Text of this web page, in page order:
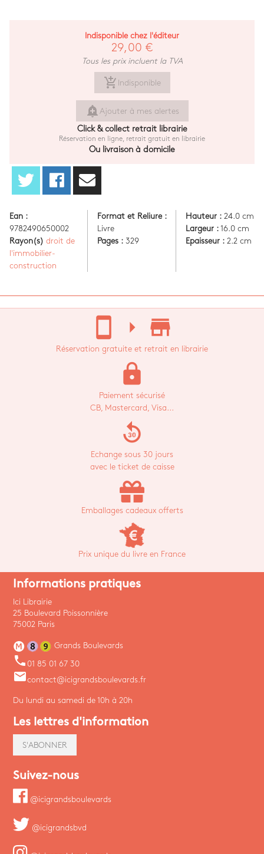
Indisponible chez l'éditeur
29,00 €
Tous les prix incluent la TVA
add_shopping_cart Indisponible
add_alert Ajouter à mes alertes
Click & collect retrait librairie
Réservation en ligne, retrait gratuit en librairie
Ou livraison à domicile
Ean :
9782490650002
Rayon(s) droit de
l'immobilier-
construction
Format et Reliure :
Livre
Pages : 329
Hauteur :24.0 cm
Largeur :16.0 cm
Epaisseur :2.2 cm
stay_current_portrait arrow_right store_mall_directory
Réservation gratuite et retrait en librairie
lock
Paiement sécurisé
CB, Mastercard, Visa...
replay_30
Echange sous 30 jours
avec le ticket de caisse
Emballages cadeaux offerts
Prix unique du livre en France
Informations pratiques
Ici Librairie
25 Boulevard Poissonnière
75002 Paris
Grands Boulevards
phone 01 85 01 67 30
emailcontact@icigrandsboulevards.fr
Du lundi au samedi de 10h à 20h
Les lettres d'information
S'ABONNER
Suivez-nous
@icigrandsboulevards
@icigrandsbvd